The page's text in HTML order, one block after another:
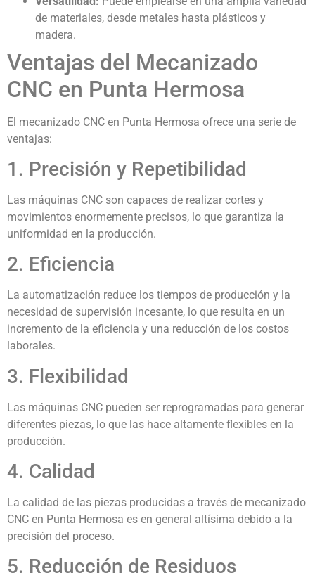
de materiales, desde metales hasta plásticos y
madera.
Ventajas del Mecanizado
CNC en Punta Hermosa
El mecanizado CNC en Punta Hermosa ofrece una serie de
ventajas:
1. Precisión y Repetibilidad
Las máquinas CNC son capaces de realizar cortes y
movimientos enormemente precisos, lo que garantiza la
uniformidad en la producción.
2. Eficiencia
La automatización reduce los tiempos de producción y la
necesidad de supervisión incesante, lo que resulta en un
incremento de la eficiencia y una reducción de los costos
laborales.
3. Flexibilidad
Las máquinas CNC pueden ser reprogramadas para generar
diferentes piezas, lo que las hace altamente flexibles en la
producción.
4. Calidad
La calidad de las piezas producidas a través de mecanizado
CNC en Punta Hermosa es en general altísima debido a la
precisión del proceso.
5. Reducción de Residuos